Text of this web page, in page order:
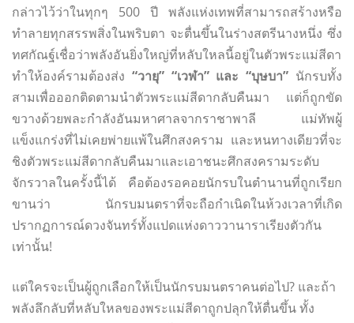
กล่าวไว้ว่าในทุกๆ 500 ปี พลังแห่งเทพที่สามารถสร้างหรือ
ทำลายทุกสรรพสิ่งในพริบตา จะตื่นขึ้นในร่างสตรีนางหนึ่ง ซึ่ง
ทศกัณฐ์เชื่อว่าพลังอันยิ่งใหญ่ที่หลับใหลนี้อยู่ในตัวพระแม่สีดา
ทำให้องค์รามต้องส่ง “วายุ” “เวฬา” และ “บุษบา” นักรบทั้ง
สามเพื่อออกติดตามนำตัวพระแม่สีดากลับคืนมา แต่ก็ถูกขัด
ขวางด้วยพละกำลังอันมหาศาลจากราชาพาลี แม่ทัพผู้
แข็งแกร่งที่ไม่เคยพ่ายแพ้ในศึกสงคราม และหนทางเดียวที่จะ
ชิงตัวพระแม่สีดากลับคืนมาและเอาชนะศึกสงครามระดับ
จักรวาลในครั้งนี้ได้ คือต้องรอคอยนักรบในตำนานที่ถูกเรียก
ขานว่า นักรบมนตราที่จะถือกำเนิดในห้วงเวลาที่เกิด
ปรากฏการณ์ดวงจันทร์ทั้งแปดแห่งดาววานาราเรียงตัวกัน
เท่านั้น!
​แต่ใครจะเป็นผู้ถูกเลือกให้เป็นนักรบมนตราคนต่อไป? และถ้า
พลังลึกลับที่หลับใหลของพระแม่สีดาถูกปลุกให้ตื่นขึ้น ทั้ง